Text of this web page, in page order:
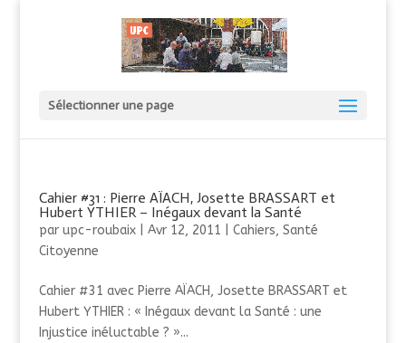
Sélectionner une page
Cahier #31 : Pierre AÏACH, Josette BRASSART et
Hubert YTHIER – Inégaux devant la Santé
par upc-roubaix| Avr 12, 2011 Cahiers, Santé
Citoyenne
Cahier #31 avec Pierre AÏACH, Josette BRASSART et
Hubert YTHIER : « Inégaux devant la Santé : une
Injustice inéluctable ? »...